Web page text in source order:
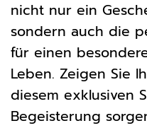
nicht nur ein
sondern auch die
für einen
Leben. Zeigen Sie
diesem exklusiven
Begeisterung